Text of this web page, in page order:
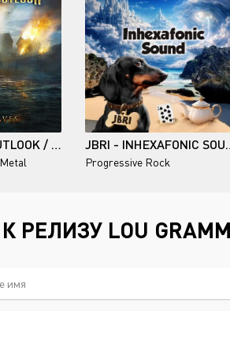
TOMORROW'S OUTLOOK / BLACK WAVES JBRI -
Progressive Rock
LOU GRAMM